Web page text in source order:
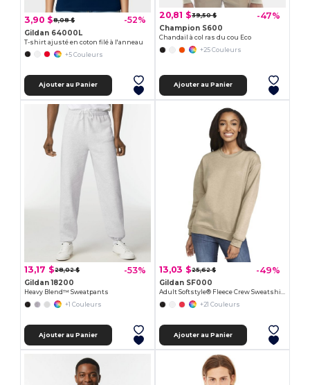
3,90 $8,08 $ -52%
Gildan 64000L
T-shirt ajusté en coton filé à l'anneau
+5 Couleurs
Ajouter au Panier
20,81 $39,50 $ -47%
Champion S600
Chandail à col ras du cou Eco
+25 Couleurs
Ajouter au Panier
13,17 $28,02 $ -53%
Gildan 18200
Heavy Blend™ Sweatpants
+1 Couleurs
Ajouter au Panier
13,03 $25,62 $ -49%
Gildan SF000
Adult Softstyle® Fleece Crew Sweatshirt
+21 Couleurs
Ajouter au Panier